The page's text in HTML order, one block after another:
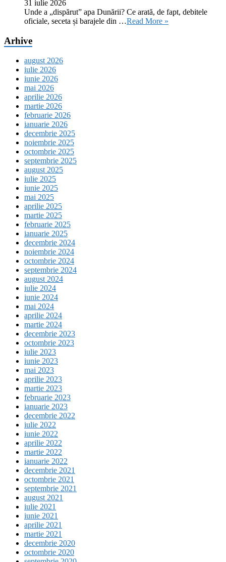
31 iulie 2026
Unde a „dispărut” apa Dunării? Ce arată, de fapt, debitele
oficiale, seceta și barajele din …Read More »
Arhive
august 2026
iulie 2026
iunie 2026
mai 2026
aprilie 2026
martie 2026
februarie 2026
ianuarie 2026
decembrie 2025
noiembrie 2025
octombrie 2025
septembrie 2025
august 2025
iulie 2025
iunie 2025
mai 2025
aprilie 2025
martie 2025
februarie 2025
ianuarie 2025
decembrie 2024
noiembrie 2024
octombrie 2024
septembrie 2024
august 2024
iulie 2024
iunie 2024
mai 2024
aprilie 2024
martie 2024
decembrie 2023
octombrie 2023
iulie 2023
iunie 2023
mai 2023
aprilie 2023
martie 2023
februarie 2023
ianuarie 2023
decembrie 2022
iulie 2022
iunie 2022
aprilie 2022
martie 2022
ianuarie 2022
decembrie 2021
octombrie 2021
septembrie 2021
august 2021
iulie 2021
iunie 2021
aprilie 2021
martie 2021
decembrie 2020
octombrie 2020